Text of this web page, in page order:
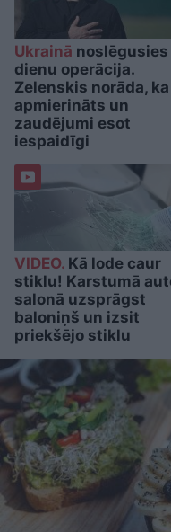
Ukrainā
dienu operācija.
Zelenskis norāda,
apmierināts un
zaudējumi esot
iespaidīgi
VIDEO. Kā lode caur
stiklu! Karstumā
salonā uzsprāgst
baloniņš un izsit
priekšējo stiklu